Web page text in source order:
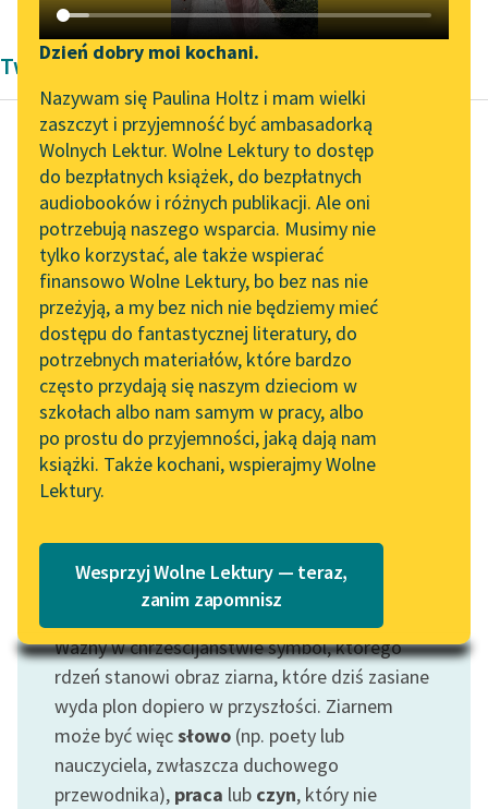
Katalog DAISY
Podkasty o książkach
Zgłoś brak utworu
Aktualności
„Prokurator Alicja Horn”
do słuchania
Byliśmy częścią AI Impact
Lab
Zapraszamy na spotkanie
online z tłumaczkami
literatury skandynawskiej
Spotkanie z Katarzyną
Tunkiel w Oslo
102. lata temu zmarł
Joseph Conrad
Lektury szkolne i klasyka
literatury do słuchania dla
uczennic i uczniów z
niepełnosprawnościami
E-kolekcja lektur
szkolnych i literatury do
słuchania dla uczennic i
uczniów z
Narzędzia
Mapa Wolnych Lektur
Leśmianator
Przewodnik dla piszących i
czytających
API
OAI-PMH
Widget Wolnych Lektur
Przypisy
Katalog w formacie PDF
Dzień dobry moi kochani.
Nazywam się Paulina Holtz i mam wielki
zaszczyt i przyjemność być ambasadorką
Wolnych Lektur. Wolne Lektury to dostęp
do bezpłatnych książek, do bezpłatnych
audiobooków i różnych publikacji. Ale oni
potrzebują naszego wsparcia. Musimy nie
tylko korzystać, ale także wspierać
finansowo Wolne Lektury, bo bez nas nie
przeżyją, a my bez nich nie będziemy mieć
dostępu do fantastycznej literatury, do
potrzebnych materiałów, które bardzo
często przydają się naszym dzieciom w
szkołach albo nam samym w pracy, albo
po prostu do przyjemności, jaką dają nam
książki. Także kochani, wspierajmy Wolne
Lektury.
Wesprzyj Wolne Lektury — teraz,
zanim zapomnisz
Twórczość Pozytywizm Bolesław Prus
Bolesław Prus
Placówka
Patrząc na nich przez
wierzch stajni, zdawało
się, że krępy chłop i
para kasztanków ze...
Czytaj więcej
Motyw: Ziarno
Ważny w chrześcijaństwie symbol, którego
rdzeń stanowi obraz ziarna, które dziś zasiane
wyda plon dopiero w przyszłości. Ziarnem
może być więcsłowo (np. poety lub
nauczyciela, zwłaszcza duchowego
przewodnika), praca lub czyn, który nie